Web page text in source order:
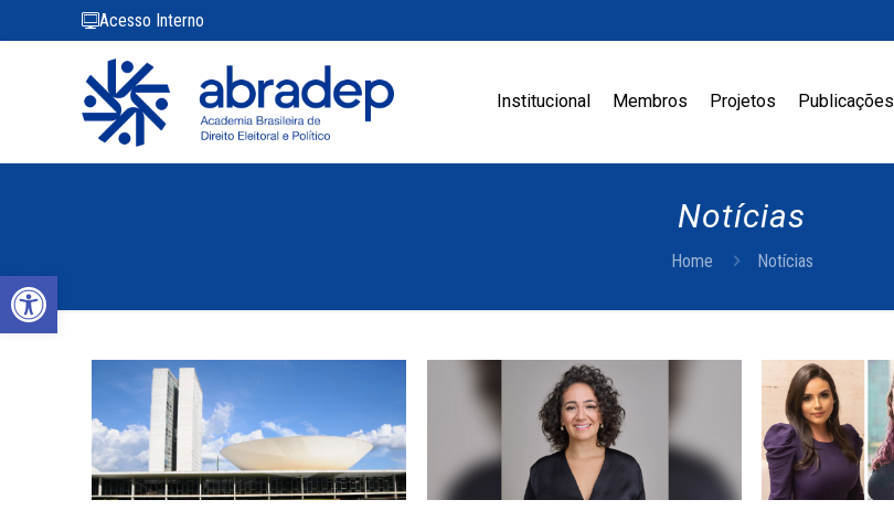
Abrir a barra de ferramentas
Acesso Interno
Institucional Membros Projetos Publicações
Notícias
Home Notícias